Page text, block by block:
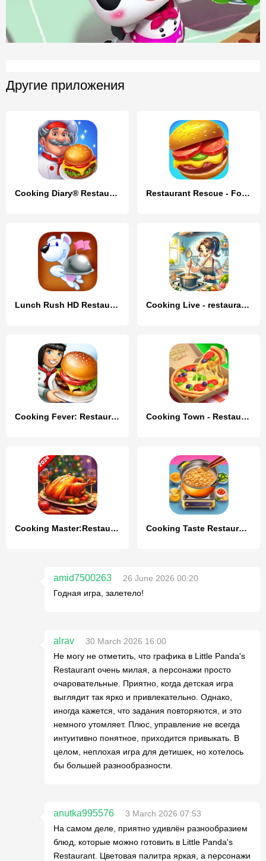
Другие приложения
Cooking Diary® Restaurant Game Restaurant Rescue - Food Games
Lunch Rush HD Restaurant Games Cooking Live - restaurant game
Cooking Fever: Restaurant Game Cooking Town - Restaurant Game
Cooking Master:Restaurant Game Cooking Taste Restaurant Games
amid7500263
26 June 2026 00:20
Годная игра, залетело!
alrav
30 March 2026 16:00
Не могу не отметить, что графика в Little Panda's
Restaurant очень милая, а персонажи просто
очаровательные. Приятно, когда детская игра
выглядит так ярко и привлекательно. Однако,
иногда кажется, что задания повторяются, и это
немного утомляет. Плюс, управление не всегда
интуитивно понятное, приходится привыкать. В
целом, неплохая игра для детишек, но хотелось
бы большей разнообразности.
anutka995576
3 March 2026 07:53
На самом деле, приятно удивлён разнообразием
блюд, которые можно готовить в Little Panda's
Restaurant. Цветовая палитра яркая, а персонажи